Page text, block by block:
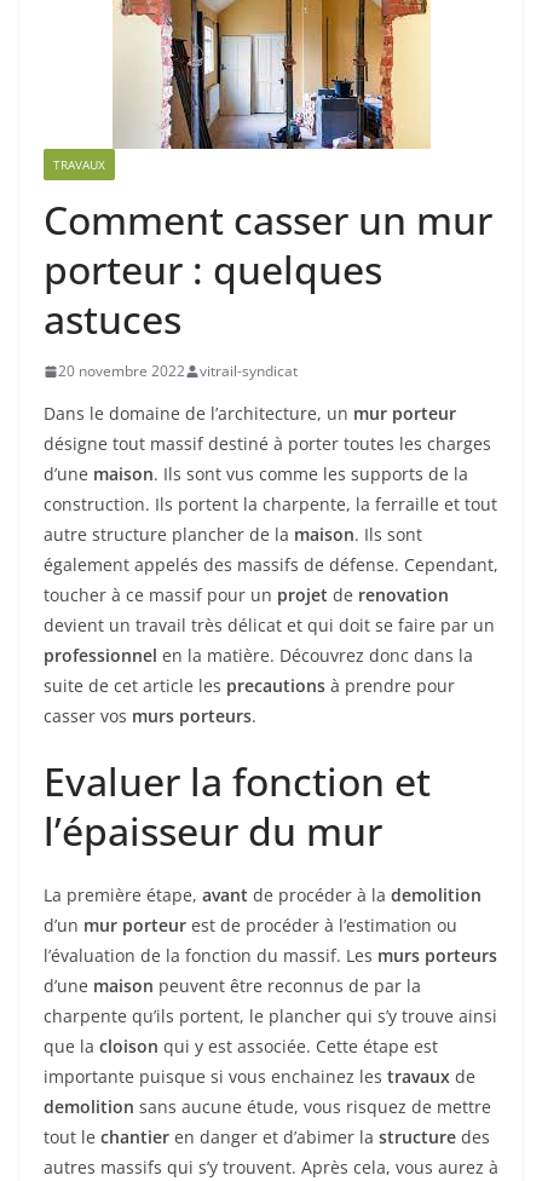
TRAVAUX
Comment casser un mur
porteur : quelques
astuces
20 novembre 2022 vitrail-syndicat
Dans le domaine de l’architecture, un mur porteur
désigne tout massif destiné à porter toutes les charges
d’une maison. Ils sont vus comme les supports de la
construction. Ils portent la charpente, la ferraille et tout
autre structure plancher de la maison. Ils sont
également appelés des massifs de défense. Cependant,
toucher à ce massif pour un projet de renovation
devient un travail très délicat et qui doit se faire par un
professionnel en la matière. Découvrez donc dans la
suite de cet article les precautions à prendre pour
casser vos murs porteurs.
Evaluer la fonction et
l’épaisseur du mur
La première étape, avant de procéder à la demolition
d’un mur porteur est de procéder à l’estimation ou
l’évaluation de la fonction du massif. Les murs porteurs
d’une maison peuvent être reconnus de par la
charpente qu’ils portent, le plancher qui s’y trouve ainsi
que la cloison qui y est associée. Cette étape est
importante puisque si vous enchainez les travaux de
demolition sans aucune étude, vous risquez de mettre
tout le chantier en danger et d’abimer la structure des
autres massifs qui s’y trouvent. Après cela, vous aurez à